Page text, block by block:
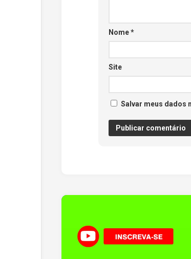
Nome*
Site
Salvar meus dados